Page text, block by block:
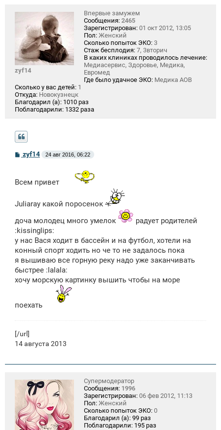
zyf14
Впервые замужем
Сообщения: 2465
Зарегистрирован: 01 окт 2012, 13:05
Пол: Женский
Сколько попыток ЭКО: 3
Стаж бесплодия: 7, 3вторич
В каких клиниках проводилось лечение:
Медиасервис, Здоровье, Медика,
Евромед
Где было удачное ЭКО: Медика АОВ
Сколько у вас детей: 1
Откуда: Новокузнецк
Благодарил (а): 1010 раз
Поблагодарили: 1332 раза
С
о
щ
и
е
zyf14 24 авг 2016, 06:22
Всем привет
Juliaray какой поросенок
доча молодец много умелок
радует родителей
:kissinglips:
у нас Вася ходит в бассейн и на футбол, хотели на
конный спорт ходить но че то не задалось пока
я вышиваю все горную реку надо уже заканчивать
быстрее :lalala:
хочу морскую картинку вышить чтобы на море
поехать
[/url]
14 августа 2013
Супермодератор
Сообщения: 1996
Зарегистрирован: 06 фев 2012, 11:13
Пол: Женский
Сколько попыток ЭКО: 0
Благодарил (а): 99 раз
Поблагодарили: 195 раз